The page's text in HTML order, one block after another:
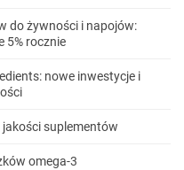
do żywności i napojów:
5% rocznie
nowe inwestycje i
suplementów
omega-3